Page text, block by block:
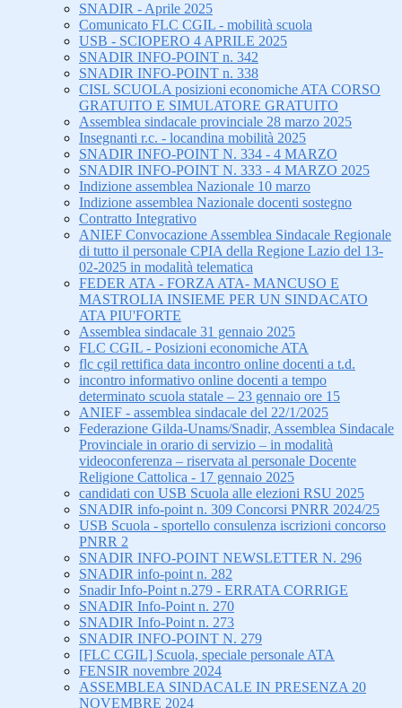
SNADIR - Aprile 2025
Comunicato FLC CGIL - mobilità scuola
USB - SCIOPERO 4 APRILE 2025
SNADIR INFO-POINT n. 342
SNADIR INFO-POINT n. 338
CISL SCUOLA posizioni economiche ATA CORSO
GRATUITO E SIMULATORE GRATUITO
Assemblea sindacale provinciale 28 marzo 2025
Insegnanti r.c. - locandina mobilità 2025
SNADIR INFO-POINT N. 334 - 4 MARZO
SNADIR INFO-POINT N. 333 - 4 MARZO 2025
Indizione assemblea Nazionale 10 marzo
Indizione assemblea Nazionale docenti sostegno
Contratto Integrativo
ANIEF Convocazione Assemblea Sindacale Regionale
di tutto il personale CPIA della Regione Lazio del 13-
02-2025 in modalità telematica
FEDER ATA - FORZA ATA- MANCUSO E
MASTROLIA INSIEME PER UN SINDACATO
ATA PIU'FORTE
Assemblea sindacale 31 gennaio 2025
FLC CGIL - Posizioni economiche ATA
flc cgil rettifica data incontro online docenti a t.d.
incontro informativo online docenti a tempo
determinato scuola statale – 23 gennaio ore 15
ANIEF - assemblea sindacale del 22/1/2025
Federazione Gilda-Unams/Snadir, Assemblea Sindacale
Provinciale in orario di servizio – in modalità
videoconferenza – riservata al personale Docente
Religione Cattolica - 17 gennaio 2025
candidati con USB Scuola alle elezioni RSU 2025
SNADIR info-point n. 309 Concorsi PNRR 2024/25
USB Scuola - sportello consulenza iscrizioni concorso
PNRR 2
SNADIR INFO-POINT NEWSLETTER N. 296
SNADIR info-point n. 282
Snadir Info-Point n.279 - ERRATA CORRIGE
SNADIR Info-Point n. 270
SNADIR Info-Point n. 273
SNADIR INFO-POINT N. 279
[FLC CGIL] Scuola, speciale personale ATA
FENSIR novembre 2024
ASSEMBLEA SINDACALE IN PRESENZA 20
NOVEMBRE 2024